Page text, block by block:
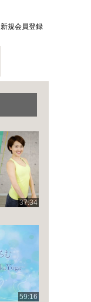
新規会員登録
37:34
59:16